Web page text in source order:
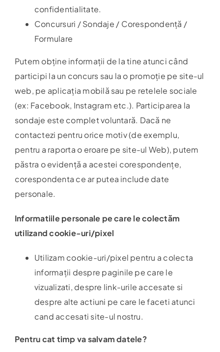
confidentialitate.
Concursuri / Sondaje / Corespondență /
Formulare
Putem obține informații de la tine atunci când
participi la un concurs sau la o promoție pe site-ul
web, pe aplicația mobilă sau pe retelele sociale
(ex: Facebook, Instagram etc.). Participarea la
sondaje este complet voluntară. Dacă ne
contactezi pentru orice motiv (de exemplu,
pentru a raporta o eroare pe site-ul Web), putem
păstra o evidență a acestei corespondențe,
corespondenta ce ar putea include date
personale.
Informatiile personale pe care le colectăm
utilizand cookie-uri/pixel
Utilizam cookie-uri/pixel pentru a colecta
informații despre paginile pe care le
vizualizati, despre link-urile accesate si
despre alte actiuni pe care le faceti atunci
cand accesati site-ul nostru.
Pentru cat timp va salvam datele?